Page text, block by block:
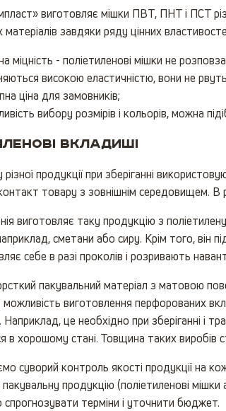
виготовляє мішки ПВТ, ПНТ і ПСТ
матеріалів завдяки ряду цінних
міцність - поліетиленові мішки не
високою еластичністю, вони не
ціна для замовників;
вибору розмірів і кольорів, можна
вкладиші
продукції при зберіганні
товару з зовнішнім середовищем. В
виготовляє таку продукцію з
сметани або сиру. Крім того, він
себе в разі проколів і розривають
пакувальний матеріал з матовою
можливість виготовлення перфорованих
це необхідно при зберіганні і
в хорошому стані. Товщина таких виробів
суворий контроль якості продукції на
продукцію (поліетиленові
терміни і уточнити бюджет.